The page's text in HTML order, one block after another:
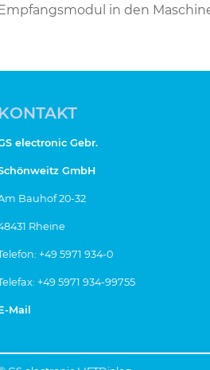
Empfangsmodul in den
electronic Gebr.
GmbH
Bauhof 20-32
Rheine
+49 5971 934-0
+49 5971 934-99755
Mail